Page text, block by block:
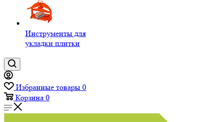
Инструменты для
укладки плитки
Избранные товары 0
Корзина 0